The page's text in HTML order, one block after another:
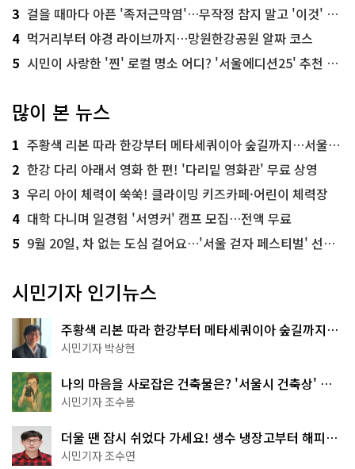
3 걸을 때마다 아픈 '족저근막염'…무작정 참지 말고 '이것' 해보세요!
4 먹거리부터 야경 라이브까지…망원한강공원 알짜 코스
5 시민이 사랑한 '찐' 로컬 명소 어디? '서울에디션25' 추천 코스
많이 본 뉴스
1 주황색 리본 따라 한강부터 메타세쿼이아 숲길까지…서울둘레길 15코스
2 한강 다리 아래서 영화 한 편! '다리밑 영화관' 무료 상영
3 우리 아이 체력이 쑥쑥! 클라이밍 키즈카페·어린이 체력장
4 대학 다니며 일경험 '서영커' 캠프 모집…전액 무료
5 9월 20일, 차 없는 도심 걸어요…'서울 걷자 페스티벌' 선착순 5천명
시민기자 인기뉴스
주황색 리본 따라 한강부터 메타세쿼이아 숲길까지…
서울둘레길 15코스
시민기자 박상현
나의 마음을 사로잡은 건축물은? '서울시 건축상' 수
상작 공개!
시민기자 조수봉
더울 땐 잠시 쉬었다 가세요! 생수 냉장고부터 해피소
·무더위쉼터까지
시민기자 조수연